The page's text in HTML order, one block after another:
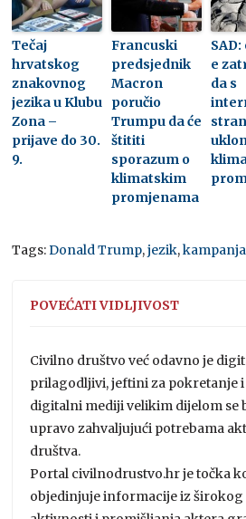
Tečaj
hrvatskog
znakovnog
jezika u Klubu
Zona –
prijave do 30.
9.
Francuski
predsjednik
Macron
poručio
Trumpu da će
štititi
sporazum o
klimatskim
promjenama
SAD:
e
da s
Tags:Donald Trump,jezik,kampanja
POVEĆATI VIDLJIVOST
Civilno društvo već odavno je
prilagodljivi, jeftini za pokretanje
digitalni mediji velikim dijelom se
upravo zahvaljujući potrebama
društva.
Portal civilnodrustvo.hr je točka
objedinjuje informacije iz širokog